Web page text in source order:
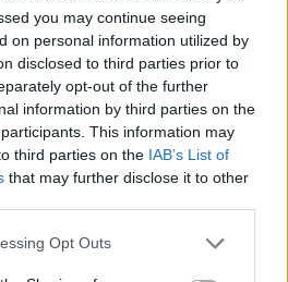
you may continue seeing
on personal information utilized by
disclosed to third parties prior to
opt-out of the further
information by third parties on the
This information may
third parties on the IAB’s List of
that may further disclose it to other
app uses one or more Google
Opt Outs
de sus molestias y está
Álvaro Rodríguez será baja y
un dedo del pie y es duda.
partido y después se irá con
20 a preparar el Mundial de la
es quien sustituirá al